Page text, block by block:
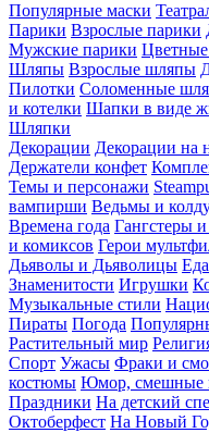
Популярные маски
Парики Взрослые парики
Мужские парики
Шляпы Взрослые шляпы
Пилотки Соломенные
и котелки Шапки в виде
Шляпки
Декорации Декорации на
Держатели конфет
Темы и персонажи
вампирши Ведьмы и
Времена года Гангстеры
и комиксов Герои
Дьяволы и Дьяволицы Еда
Знаменитости Игрушки
Музыкальные стили
Пираты Погода
Растительный мир
Спорт Ужасы Фраки и
костюмы Юмор, смешные
Праздники На детский
Октоберфест На Новый